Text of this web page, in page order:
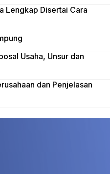
Lengkap Disertai Cara
Usaha, Unsur dan
dan Penjelasan